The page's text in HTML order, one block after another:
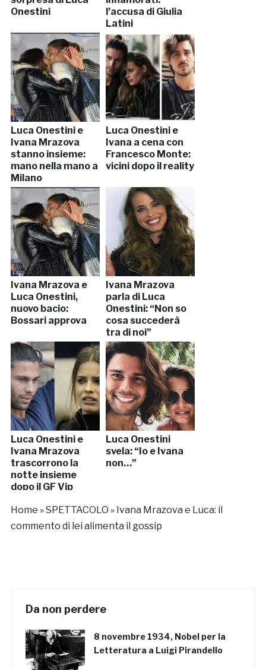
Onestini
l’accusa di Giulia
Latini
Luca Onestini e
Ivana Mrazova
stanno insieme:
mano nella mano a
Milano
Luca Onestini e
Ivana a cena con
Francesco Monte:
vicini dopo il reality
Ivana Mrazova e
Luca Onestini,
nuovo bacio:
Bossari approva
Ivana Mrazova
parla di Luca
Onestini: “Non so
cosa succederà
tra di noi”
Luca Onestini e
Ivana Mrazova
trascorrono la
notte insieme
dopo il GF Vip
Luca Onestini
svela: “Io e Ivana
non…”
Home »SPETTACOLO » Ivana Mrazova e Luca: il
commento di lei alimenta il gossip
Da non perdere
8 novembre 1934, Nobel per la
Letteratura a Luigi Pirandello